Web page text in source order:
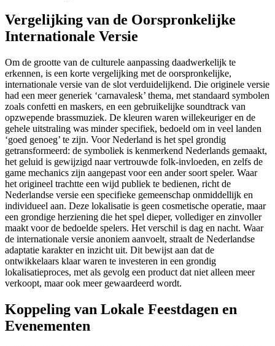
Vergelijking van de Oorspronkelijke
Internationale Versie
Om de grootte van de culturele aanpassing daadwerkelijk te
erkennen, is een korte vergelijking met de oorspronkelijke,
internationale versie van de slot verduidelijkend. Die originele versie
had een meer generiek ‘carnavalesk’ thema, met standaard symbolen
zoals confetti en maskers, en een gebruikelijke soundtrack van
opzwepende brassmuziek. De kleuren waren willekeuriger en de
gehele uitstraling was minder specifiek, bedoeld om in veel landen
‘goed genoeg’ te zijn. Voor Nederland is het spel grondig
getransformeerd: de symboliek is kenmerkend Nederlands gemaakt,
het geluid is gewijzigd naar vertrouwde folk-invloeden, en zelfs de
game mechanics zijn aangepast voor een ander soort speler. Waar
het origineel trachtte een wijd publiek te bedienen, richt de
Nederlandse versie een specifieke gemeenschap onmiddellijk en
individueel aan. Deze lokalisatie is geen cosmetische operatie, maar
een grondige herziening die het spel dieper, vollediger en zinvoller
maakt voor de bedoelde spelers. Het verschil is dag en nacht. Waar
de internationale versie anoniem aanvoelt, straalt de Nederlandse
adaptatie karakter en inzicht uit. Dit bewijst aan dat de
ontwikkelaars klaar waren te investeren in een grondig
lokalisatieproces, met als gevolg een product dat niet alleen meer
verkoopt, maar ook meer gewaardeerd wordt.
Koppeling van Lokale Feestdagen en
Evenementen